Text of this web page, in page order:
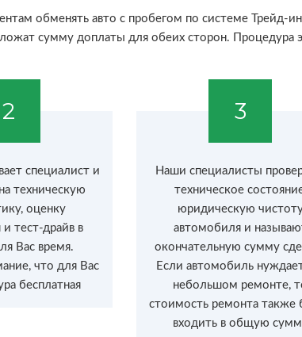
обменять авто с пробегом по системе Трейд-
сумму доплаты для обеих сторон. Процедура
2
специалист и
техническую
оценку
тест-драйв в
Вас время.
что для Вас
бесплатная
3
Наши специалисты
техническое
юридическую
автомобиля и
окончательную сумму
Если автомобиль
небольшом ремонте,
стоимость ремонта также
входить в общую